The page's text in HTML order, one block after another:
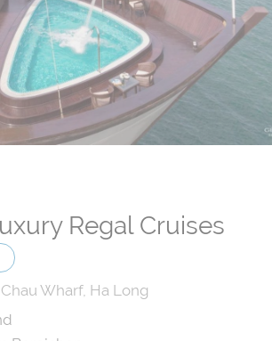
Regal Cruises
Chau Wharf, Ha Long